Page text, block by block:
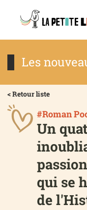
Les
< Retour liste
#Roman
Un
qui se
de